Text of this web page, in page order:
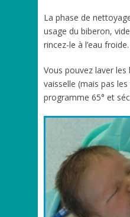
La phase de
usage du biberon,
rincez-le à l’eau froide.
Vous pouvez laver les
vaisselle (mais pas
programme 65° et